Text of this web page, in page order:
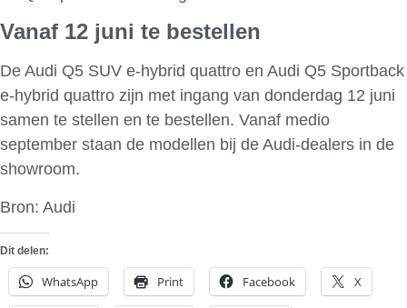
Vanaf 12 juni te bestellen
De Audi Q5 SUV e-hybrid quattro en Audi Q5 Sportback
e-hybrid quattro zijn met ingang van donderdag 12 juni
samen te stellen en te bestellen. Vanaf medio
september staan de modellen bij de Audi-dealers in de
showroom.
Bron: Audi
Dit delen:
WhatsApp Print Facebook X